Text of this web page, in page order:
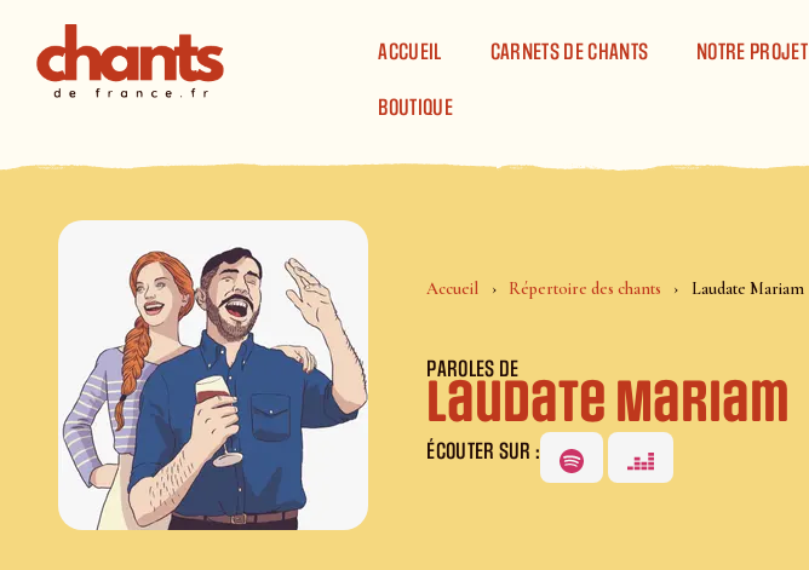
ACCUEIL
CARNETS DE CHANTS NOTRE PROJET
BOUTIQUE
Accueil Répertoire des chants Laudate Mariam
PAROLES DE
Laudate Mariam
ÉCOUTER SUR :